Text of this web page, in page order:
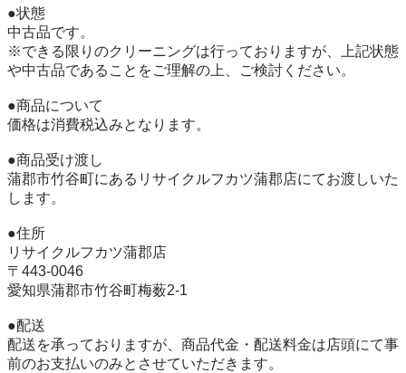
●状態
中古品です。
※できる限りのクリーニングは行っておりますが、上記状態
や中古品であることをご理解の上、ご検討ください。
●商品について
価格は消費税込みとなります。
●商品受け渡し
蒲郡市竹谷町にあるリサイクルフカツ蒲郡店にてお渡しいた
します。
●住所
リサイクルフカツ蒲郡店
〒443-0046
愛知県蒲郡市竹谷町梅薮2-1
●配送
配送を承っておりますが、商品代金・配送料金は店頭にて事
前のお支払いのみとさせていただきます。